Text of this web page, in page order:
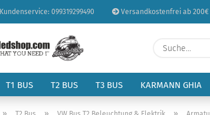
Kundenservice: 099319299490 Versandkostenfrei ab 200€
T1 BUS T2 BUS T3 BUS KARMANN GHIA